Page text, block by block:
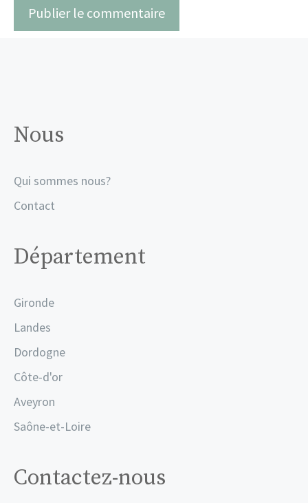
Nous
Qui sommes nous?
Contact
Département
Gironde
Landes
Dordogne
Côte-d'or
Aveyron
Saône-et-Loire
Contactez-nous